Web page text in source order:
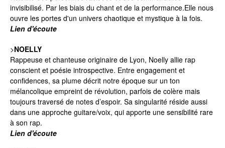
invisibilisé. Par les biais du chant et de la performance.Elle nous
ouvre les portes d'un univers chaotique et mystique à la fois.
Lien d'écoute
>NOELLY
Rappeuse et chanteuse originaire de Lyon, Noelly allie rap
conscient et poésie introspective. Entre engagement et
confidences, sa plume décrit notre époque sur un ton
mélancolique empreint de révolution, parfois de colère mais
toujours traversé de notes d’espoir. Sa singularité réside aussi
dans une approche guitare/voix, qui apporte une sensibilité rare
à son rap.
Lien d'écoute